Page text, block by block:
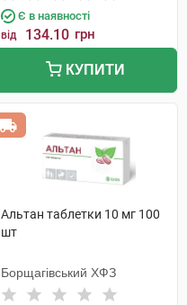
Є в наявності
від 134.10 грн
КУПИТИ
Альтан таблетки 10 мг 100
шт
Борщагівський ХФЗ